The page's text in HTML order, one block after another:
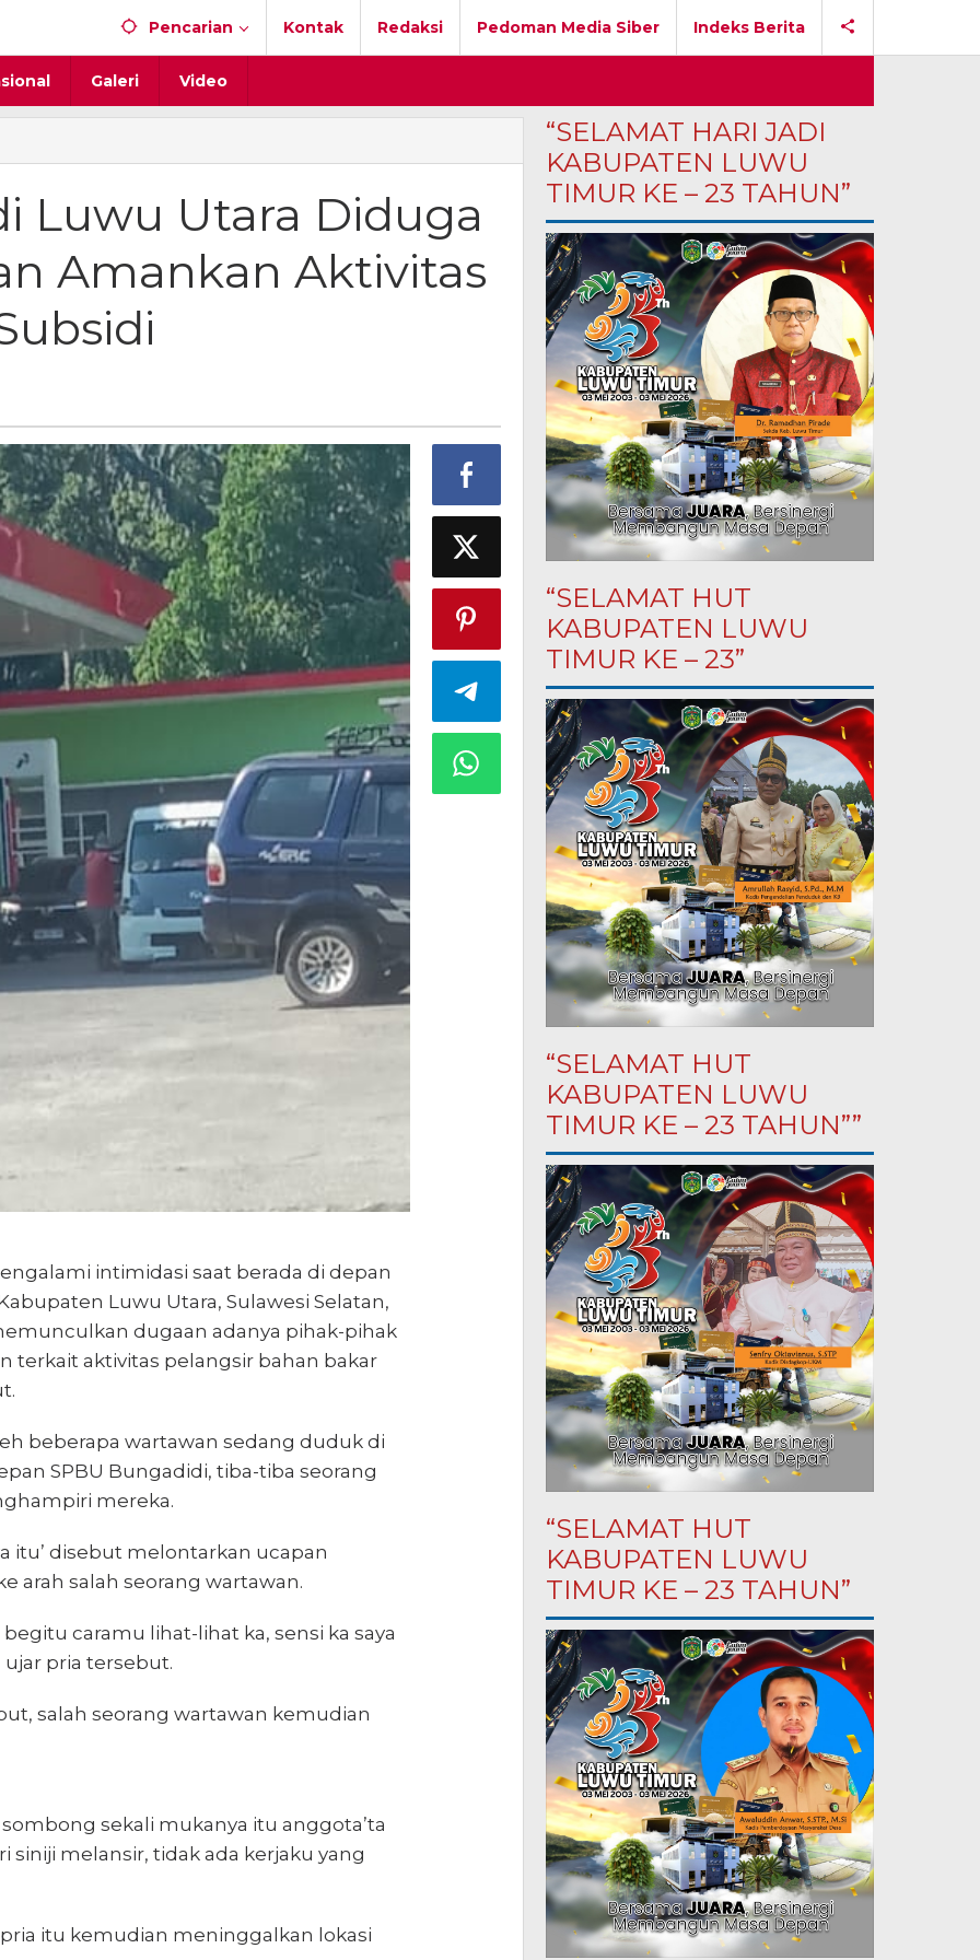
Pencarian Kontak Redaksi Pedoman Media Siber Indeks Berita
Galeri Video
Luwu Utara Diduga
Amankan Aktivitas
intimidasi saat berada di depan
Luwu Utara, Sulawesi Selatan,
dugaan adanya pihak-pihak
terkait aktivitas pelangsir bahan bakar
beberapa wartawan sedang duduk di
SPBU Bungadidi, tiba-tiba seorang
mereka.
itu’ disebut melontarkan ucapan
arah salah seorang wartawan.
caramu lihat-lihat ka, sensi ka saya
ujar pria tersebut.
salah seorang wartawan kemudian
sekali mukanya itu anggota’ta
siniji melansir, tidak ada kerjaku yang
itu kemudian meninggalkan lokasi
“SELAMAT HARI JADI
KABUPATEN LUWU
TIMUR KE – 23 TAHUN”
“SELAMAT HUT
KABUPATEN LUWU
TIMUR KE – 23”
“SELAMAT HUT
KABUPATEN LUWU
TIMUR KE – 23 TAHUN””
“SELAMAT HUT
KABUPATEN LUWU
TIMUR KE – 23 TAHUN”